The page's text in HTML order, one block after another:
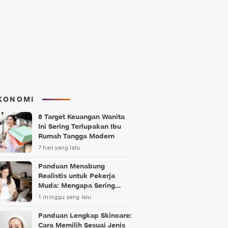
8 Target Keuangan Wanita
Ini Sering Terlupakan Ibu
Rumah Tangga Modern
7 hari yang lalu
Panduan Menabung
Realistis untuk Pekerja
Muda: Mengapa Sering
Gagal?
1 minggu yang lalu
Panduan Lengkap Skincare:
Cara Memilih Sesuai Jenis